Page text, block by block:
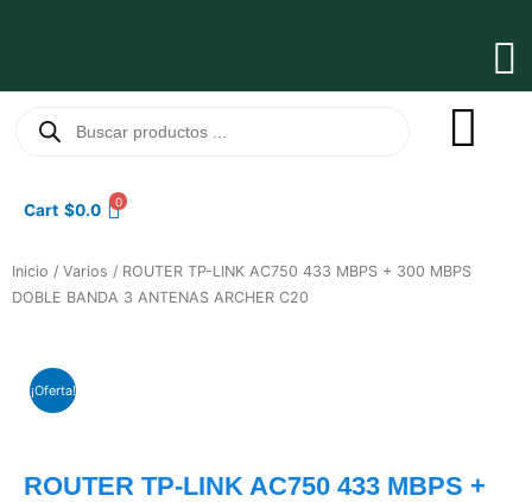
productos
Cart $0.0 0
Inicio / Varios / ROUTER TP-LINK AC750 433 MBPS + 300 MBPS
DOBLE BANDA 3 ANTENAS ARCHER C20
¡Oferta!
ROUTER TP-LINK AC750 433 MBPS +